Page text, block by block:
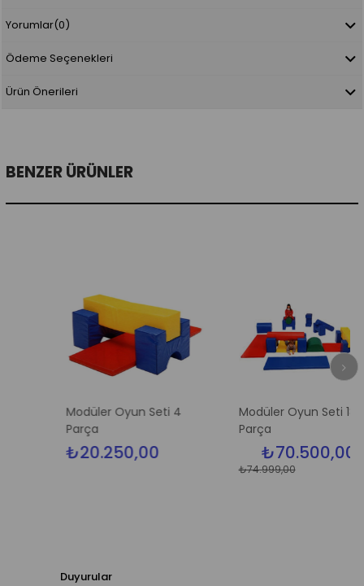
Yorumlar(0)
Ödeme Seçenekleri
Ürün Önerileri
BENZER ÜRÜNLER
Modüler Oyun Seti 4
Parça
₺20.250,00
Modüler Oyun Seti 18
Parça
₺70.500,00
₺74.999,00
Duyurular